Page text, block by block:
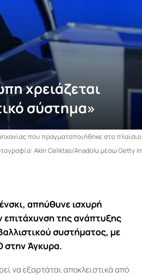
χρειάζεται
σύστημα»
που πραγματοποιήθηκε στο
Akin Celiktas/Anadolu μέσω Getty
απηύθυνε ισχυρή
επιτάχυνση της ανάπτυξης
συστήματος, με
στην Άγκυρα.
να εξαρτάται αποκλειστικά από